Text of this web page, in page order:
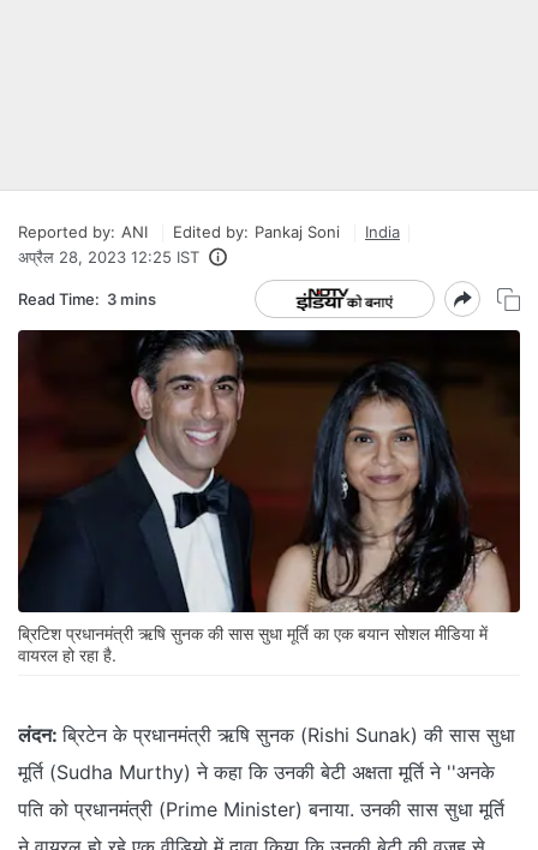
Reported by: ANI Edited by: Pankaj Soni
India
अप्रैल 28, 2023 12:25 IST
Read Time: 3 mins
ब्रिटिश प्रधानमंत्री ऋषि सुनक की सास सुधा मूर्ति का एक बयान सोशल मीडिया में
वायरल हो रहा है.
लंदन: ब्रिटेन के प्रधानमंत्री ऋषि सुनक (Rishi Sunak) की सास सुधा
मूर्ति (Sudha Murthy) ने कहा कि उनकी बेटी अक्षता मूर्ति ने ''अनके
पति को प्रधानमंत्री (Prime Minister) बनाया. उनकी सास सुधा मूर्ति